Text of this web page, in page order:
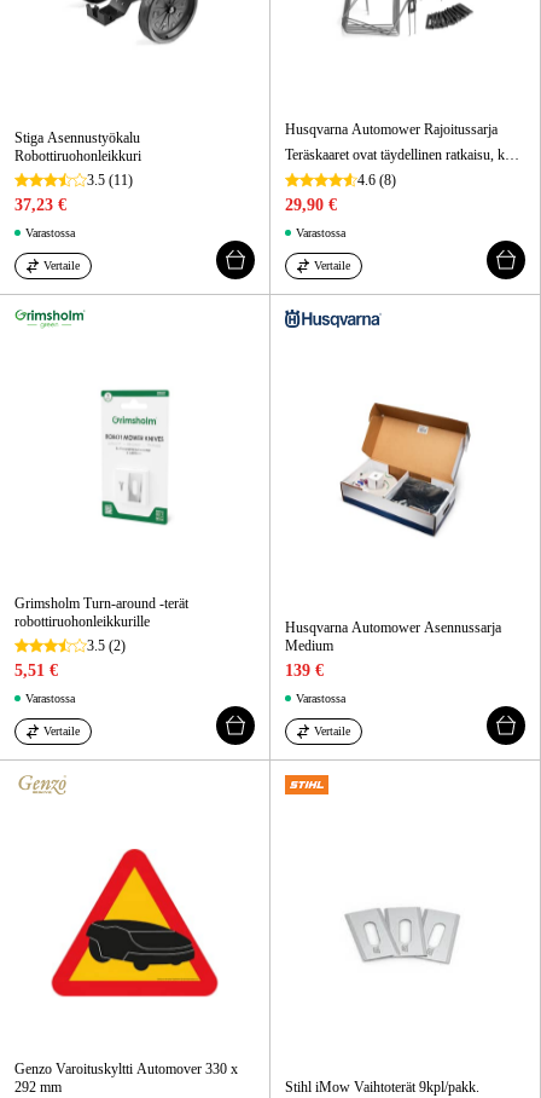
Stiga Asennustyökalu
Robottiruohonleikkuri
3.5 (11)
37,23 €
Varastossa
Vertaile
Husqvarna Automower Rajoitussarja
4.6 (8)
29,90 €
Varastossa
Vertaile
Grimsholm Turn-around -terät
robottiruohonleikkurille
3.5 (2)
5,51 €
Varastossa
Vertaile
Husqvarna Automower Asennussarja
Medium
139 €
Varastossa
Vertaile
Genzo Varoituskyltti Automover 330 x
292 mm
Stihl iMow Vaihtoterät 9kpl/pakk.